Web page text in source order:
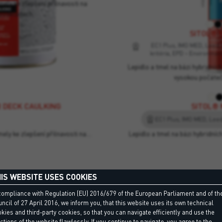
CAULKING
ke zlepšení přilnavosti na…
ke zlepšení přilnavosti na
SITOL®
Lepidlo a tmel na bázi
SITOL®
Lepidlo a tmel na bázi
vysokou
WEBSITE USES COOKIES
with Regulation (EU) 2016/679 of the European Parliament and of
of 27 April 2016, we inform you, that this website uses its own technical
and third-party cookies, so that you can navigate efficiently and use the